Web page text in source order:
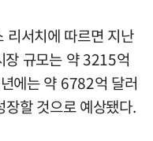
리서치에 따르면 지난
규모는 약 3215억
에는 약 6782억 달러
할 것으로 예상됐다.